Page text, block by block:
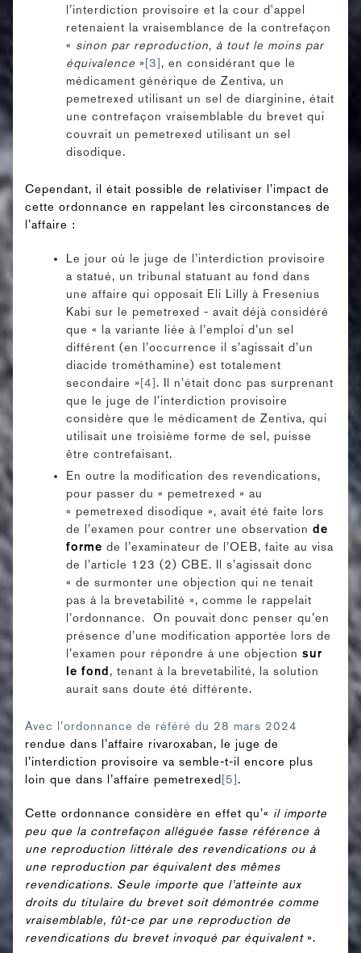
l’interdiction provisoire et la cour d'appel
retenaient la vraisemblance de la contrefaçon
« sinon par reproduction, à tout le moins par
équivalence »[3], en considérant que le
médicament générique de Zentiva, un
pemetrexed utilisant un sel de diarginine, était
une contrefaçon vraisemblable du brevet qui
couvrait un pemetrexed utilisant un sel
disodique.
Cependant, il était possible de relativiser l’impact de
cette ordonnance en rappelant les circonstances de
l’affaire :
Le jour où le juge de l’interdiction provisoire
a statué, un tribunal statuant au fond dans
une affaire qui opposait Eli Lilly à Fresenius
Kabi sur le pemetrexed - avait déjà considéré
que « la variante liée à l’emploi d’un sel
différent (en l’occurrence il s’agissait d’un
diacide trométhamine) est totalement
secondaire »[4]. Il n'était donc pas surprenant
que le juge de l’interdiction provisoire
considère que le médicament de Zentiva, qui
utilisait une troisième forme de sel, puisse
être contrefaisant.
En outre la modification des revendications,
pour passer du « pemetrexed » au
« pemetrexed disodique », avait été faite lors
de l’examen pour contrer une observation de
forme de l’examinateur de l’OEB, faite au visa
de l’article 123 (2) CBE. Il s’agissait donc
« de surmonter une objection qui ne tenait
pas à la brevetabilité », comme le rappelait
l’ordonnance. On pouvait donc penser qu’en
présence d’une modification apportée lors de
l’examen pour répondre à une objection sur
le fond, tenant à la brevetabilité, la solution
aurait sans doute été différente.
Avec l’ordonnance de référé du 28 mars 2024
rendue dans l’affaire rivaroxaban, le juge de
l’interdiction provisoire va semble-t-il encore plus
loin que dans l’affaire pemetrexed[5].
Cette ordonnance considère en effet qu’« il importe
peu que la contrefaçon alléguée fasse référence à
une reproduction littérale des revendications ou à
une reproduction par équivalent des mêmes
revendications. Seule importe que l’atteinte aux
droits du titulaire du brevet soit démontrée comme
vraisemblable, fût-ce par une reproduction de
revendications du brevet invoqué par équivalent».